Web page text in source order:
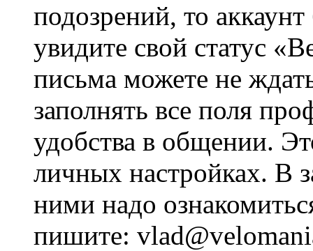
подозрений, то
увидите свой статус
письма можете не
заполнять все поля
удобства в общении.
личных настройках. В
ними надо
пишите: